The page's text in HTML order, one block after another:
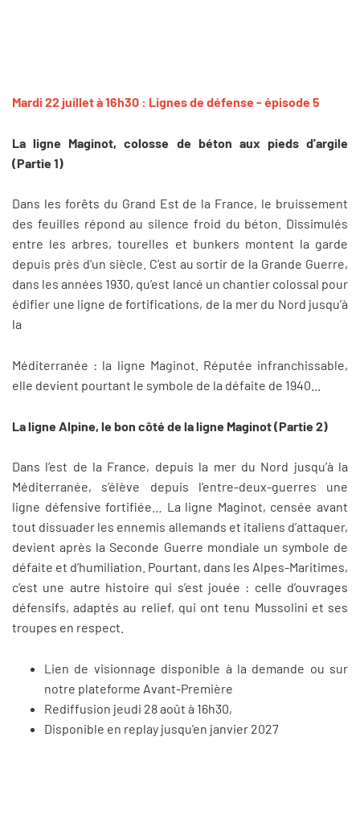
Mardi 22 juillet à 16h30 : Lignes de défense - épisode 5
La ligne Maginot, colosse de béton aux pieds d'argile
(Partie 1)
Dans les forêts du Grand Est de la France, le bruissement
des feuilles répond au silence froid du béton. Dissimulés
entre les arbres, tourelles et bunkers montent la garde
depuis près d’un siècle. C’est au sortir de la Grande Guerre,
dans les années 1930, qu’est lancé un chantier colossal pour
édifier une ligne de fortifications, de la mer du Nord jusqu’à
la
Méditerranée : la ligne Maginot. Réputée infranchissable,
elle devient pourtant le symbole de la défaite de 1940...
La ligne Alpine, le bon côté de la ligne Maginot (Partie 2)
Dans l’est de la France, depuis la mer du Nord jusqu’à la
Méditerranée, s’élève depuis l’entre-deux-guerres une
ligne défensive fortifiée… La ligne Maginot, censée avant
tout dissuader les ennemis allemands et italiens d’attaquer,
devient après la Seconde Guerre mondiale un symbole de
défaite et d’humiliation. Pourtant, dans les Alpes-Maritimes,
c’est une autre histoire qui s’est jouée : celle d’ouvrages
défensifs, adaptés au relief, qui ont tenu Mussolini et ses
troupes en respect.
Lien de visionnage disponible à la demande ou sur
notre plateforme Avant-Première
Rediffusion jeudi 28 août à 16h30,
Disponible en replay jusqu'en janvier 2027